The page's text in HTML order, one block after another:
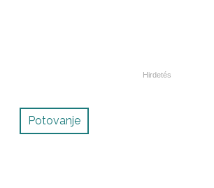
Potovanje